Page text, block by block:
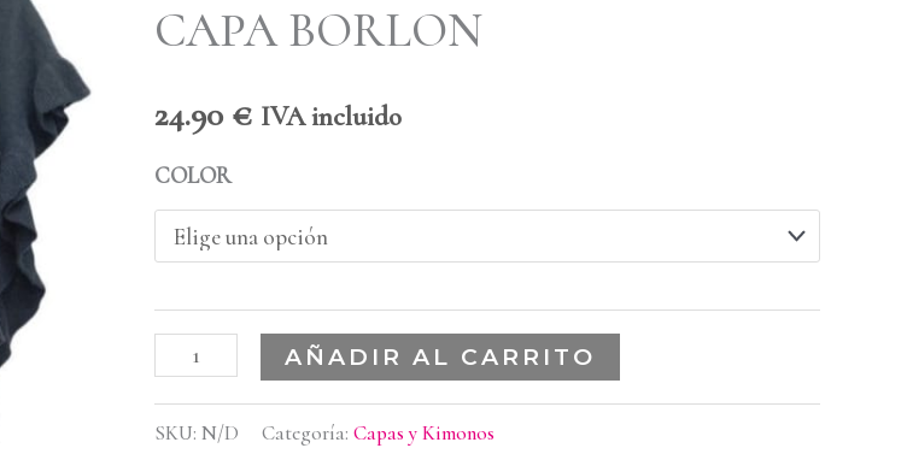
CAPA BORLON
24.90 € IVA incluido
COLOR
AÑADIR AL CARRITO
SKU: N/D Categoría: Capas y Kimonos